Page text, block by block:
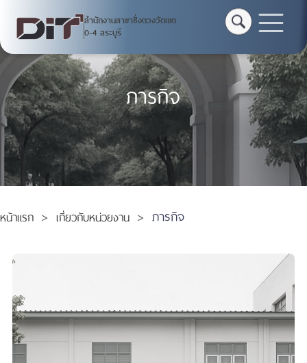
สำนักงานสาขาชั่งตวงวัดเขต
0-4 สระบุรี
ภารกิจ
หน้าแรก เกี่ยวกับหน่วยงาน ภารกิจ
สำนักงานสาขาชั่งตวงวัด
เขต 0-4 สระบุรี
หน้าหลัก
บริการออนไลน์
ติดต่อหน่วยงาน
แบบสำรวจออนไลน์
แจ้งเรืองร้องเรียนการทุจริต DIT
หน่วยงานที่เกียวข้อง
แผนผังเว็บไซต์